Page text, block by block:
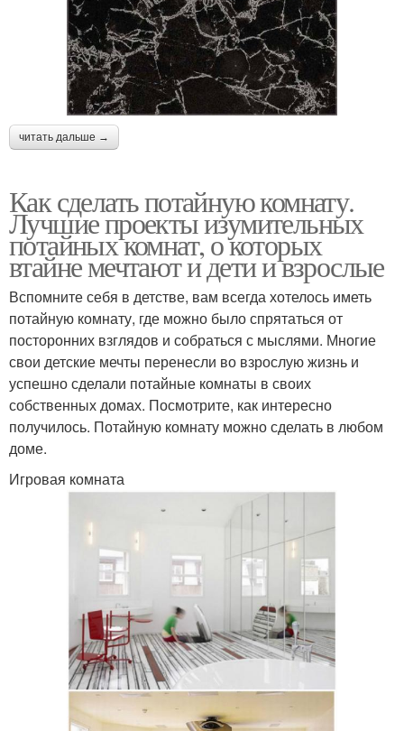
читать дальше →
Как сделать потайную комнату.
Лучшие проекты изумительных
потайных комнат, о которых
втайне мечтают и дети и взрослые
Вспомните себя в детстве, вам всегда хотелось иметь
потайную комнату, где можно было спрятаться от
посторонних взглядов и собраться с мыслями. Многие
свои детские мечты перенесли во взрослую жизнь и
успешно сделали потайные комнаты в своих
собственных домах. Посмотрите, как интересно
получилось. Потайную комнату можно сделать в любом
доме.
Игровая комната